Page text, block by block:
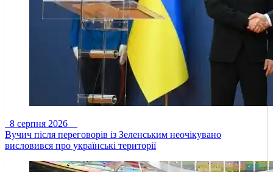
8 серпня 2026
Вучич після переговорів із Зеленським неочікувано
висловився про українські території